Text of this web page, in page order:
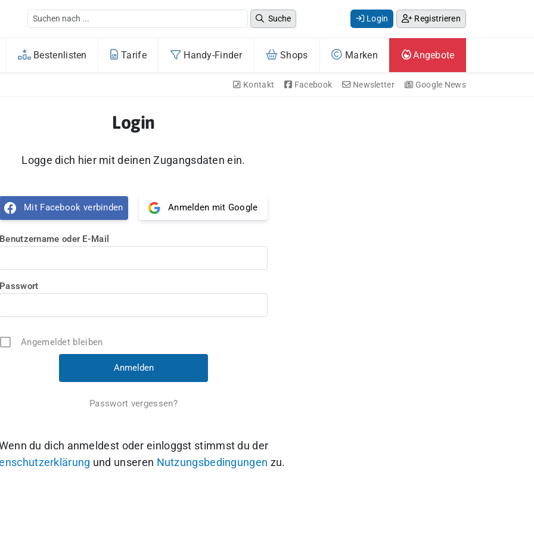
Suche Login Registrieren
Bestenlisten Tarife Handy-Finder Shops Marken Angebote
Kontakt Facebook Newsletter Google News
Login
Logge dich hier mit deinen Zugangsdaten ein.
Mit Facebook verbinden Anmelden mit Google
Benutzername oder E-Mail
Passwort
Angemeldet bleiben
Passwort vergessen?
du dich anmeldest oder einloggst stimmst du der
und unseren Nutzungsbedingungen zu.